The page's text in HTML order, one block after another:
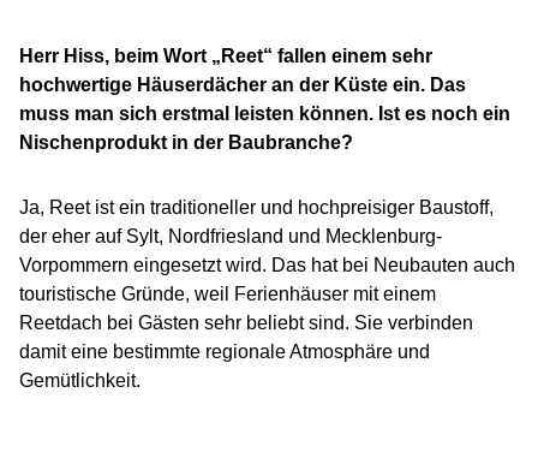
Herr Hiss, beim Wort „Reet“ fallen einem sehr
hochwertige Häuserdächer an der Küste ein. Das
muss man sich erstmal leisten können. Ist es noch ein
Nischenprodukt in der Baubranche?
Ja, Reet ist ein traditioneller und hochpreisiger Baustoff,
der eher auf Sylt, Nordfriesland und Mecklenburg-
Vorpommern eingesetzt wird. Das hat bei Neubauten auch
touristische Gründe, weil Ferienhäuser mit einem
Reetdach bei Gästen sehr beliebt sind. Sie verbinden
damit eine bestimmte regionale Atmosphäre und
Gemütlichkeit.